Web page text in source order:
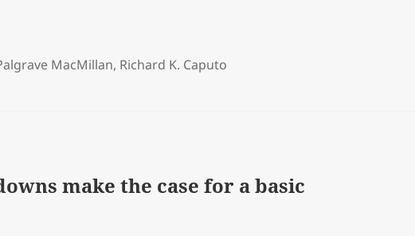
MacMillan, Richard K. Caputo
make the case for a basic